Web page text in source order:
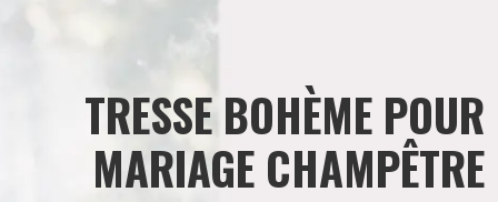
TRESSE BOHÈME POUR
MARIAGE CHAMPÊTRE